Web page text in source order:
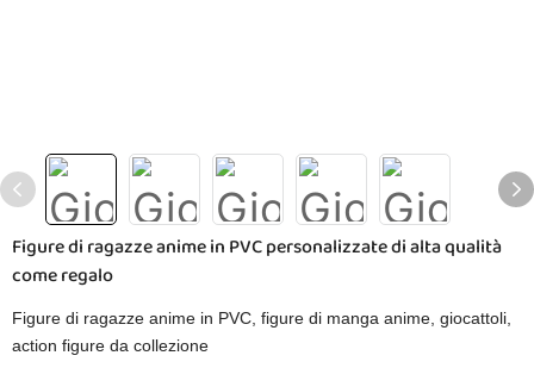
Figure di ragazze anime in PVC personalizzate di alta qualità
come regalo
Figure di ragazze anime in PVC, figure di manga anime, giocattoli,
action figure da collezione